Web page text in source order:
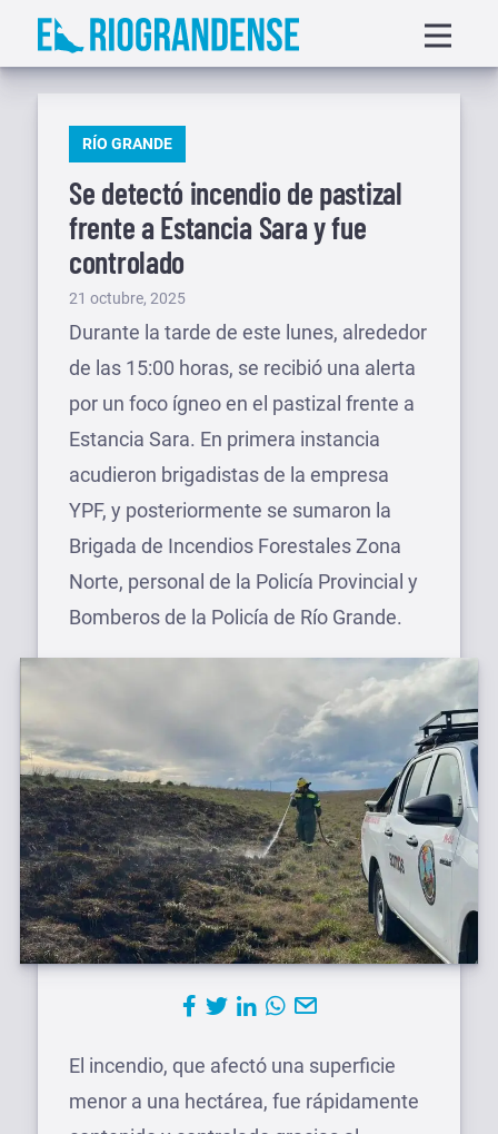
Saltar
menu
PUBLICADO
RÍO GRANDE
Se detectó incendio de pastizal
frente a Estancia Sara y fue
controlado
Publicado
el
21 octubre, 2025
Durante la tarde de este lunes, alrededor
de las 15:00 horas, se recibió una alerta
por un foco ígneo en el pastizal frente a
Estancia Sara. En primera instancia
acudieron brigadistas de la empresa
YPF, y posteriormente se sumaron la
Brigada de Incendios Forestales Zona
Norte, personal de la Policía Provincial y
Bomberos de la Policía de Río Grande.
El incendio, que afectó una superficie
menor a una hectárea, fue rápidamente